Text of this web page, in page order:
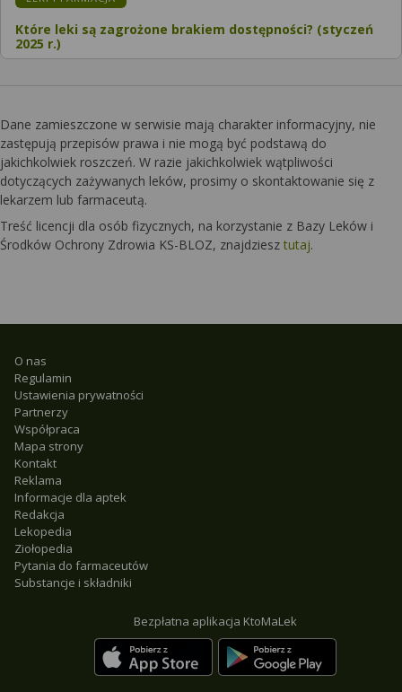
Które leki są zagrożone brakiem dostępności? (styczeń
2025 r.)
Dane zamieszczone w serwisie mają charakter informacyjny, nie
zastępują przepisów prawa i nie mogą być podstawą do
jakichkolwiek roszczeń. W razie jakichkolwiek wątpliwości
dotyczących zażywanych leków, prosimy o skontaktowanie się z
lekarzem lub farmaceutą.
Treść licencji dla osób fizycznych, na korzystanie z Bazy Leków i
Środków Ochrony Zdrowia KS-BLOZ, znajdziesz tutaj.
O nas
Regulamin
Ustawienia prywatności
Partnerzy
Współpraca
Mapa strony
Kontakt
Reklama
Informacje dla aptek
Redakcja
Lekopedia
Ziołopedia
Pytania do farmaceutów
Substancje i składniki
Bezpłatna aplikacja KtoMaLek